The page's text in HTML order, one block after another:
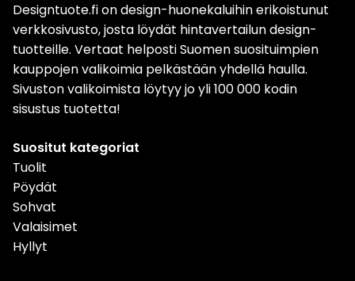
Designtuote.fi on design-huonekaluihin erikoistunut
verkkosivusto, josta löydät hintavertailun design-
tuotteille. Vertaat helposti Suomen suosituimpien
kauppojen valikoimia pelkästään yhdellä haulla.
Sivuston valikoimista löytyy jo yli 100 000 kodin
sisustus tuotetta!
Suositut kategoriat
Tuolit
Pöydät
Sohvat
Valaisimet
Hyllyt